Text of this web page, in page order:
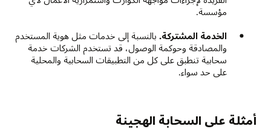
مؤسسة.
الخدمة المشتركة. بالنسبة إلى خدمات مثل هوية المستخدم
والمصادقة وحوكمة الوصول، قد تستخدم الشركات خدمة
سحابية تنطبق على كل من التطبيقات السحابية والمحلية
على حد سواء.
أمثلة على السحابة الهجينة